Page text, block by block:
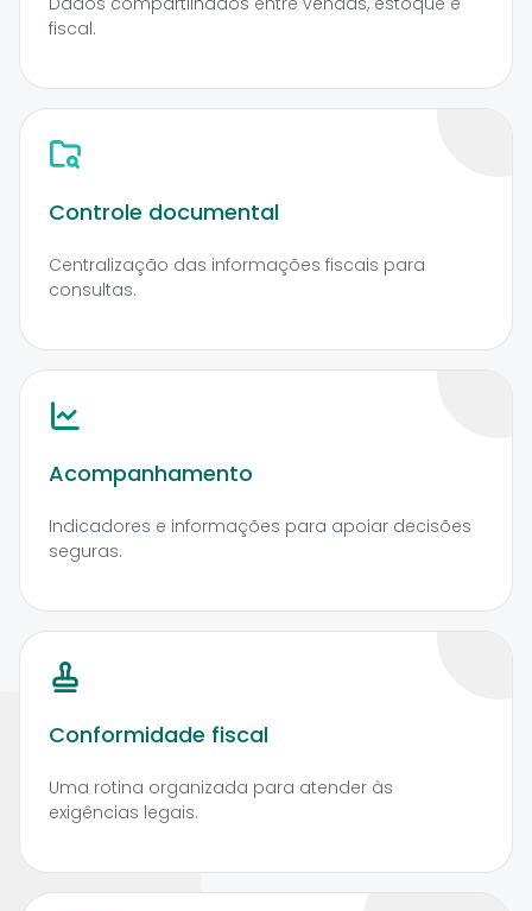
fiscal.
Controle documental
Centralização das informações fiscais para
consultas.
Acompanhamento
Indicadores e informações para apoiar decisões
seguras.
Conformidade fiscal
Uma rotina organizada para atender às
exigências legais.